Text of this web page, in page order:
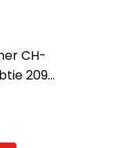
CH-
209